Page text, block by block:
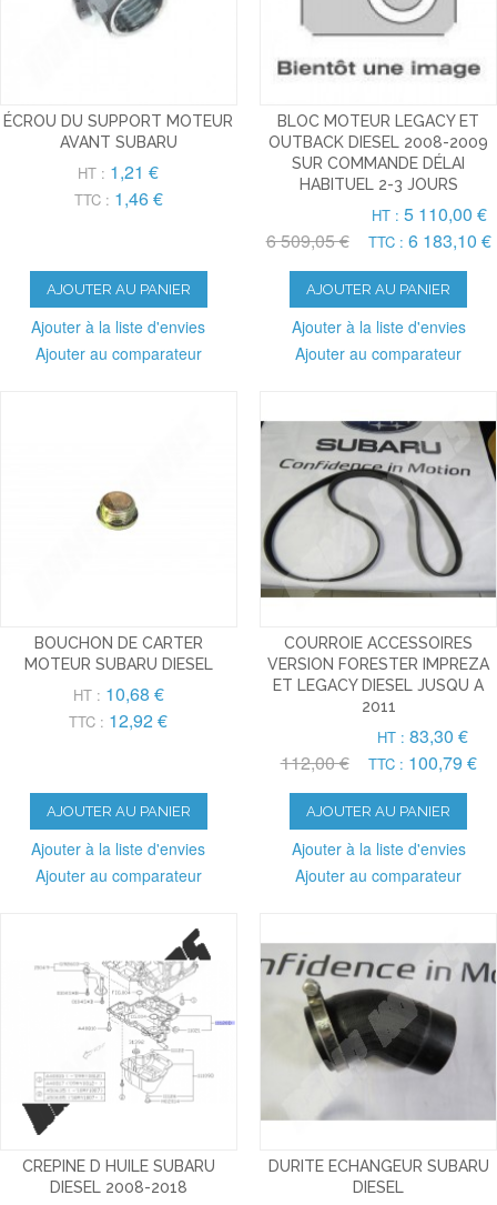
ÉCROU DU SUPPORT MOTEUR
AVANT SUBARU
HT : 1,21 €
TTC : 1,46 €
AJOUTER AU PANIER
Ajouter à la liste d'envies
Ajouter au comparateur
BLOC MOTEUR LEGACY ET
OUTBACK DIESEL 2008-2009
SUR COMMANDE DÉLAI
HABITUEL 2-3 JOURS
6 509,05 €
HT : 5 110,00 €
TTC : 6 183,10 €
AJOUTER AU PANIER
Ajouter à la liste d'envies
Ajouter au comparateur
BOUCHON DE CARTER
MOTEUR SUBARU DIESEL
HT : 10,68 €
TTC : 12,92 €
AJOUTER AU PANIER
Ajouter à la liste d'envies
Ajouter au comparateur
COURROIE ACCESSOIRES
VERSION FORESTER IMPREZA
ET LEGACY DIESEL JUSQU A
2011
112,00 €
HT : 83,30 €
TTC : 100,79 €
AJOUTER AU PANIER
Ajouter à la liste d'envies
Ajouter au comparateur
CREPINE D HUILE SUBARU
DIESEL 2008-2018
DURITE ECHANGEUR SUBARU
DIESEL